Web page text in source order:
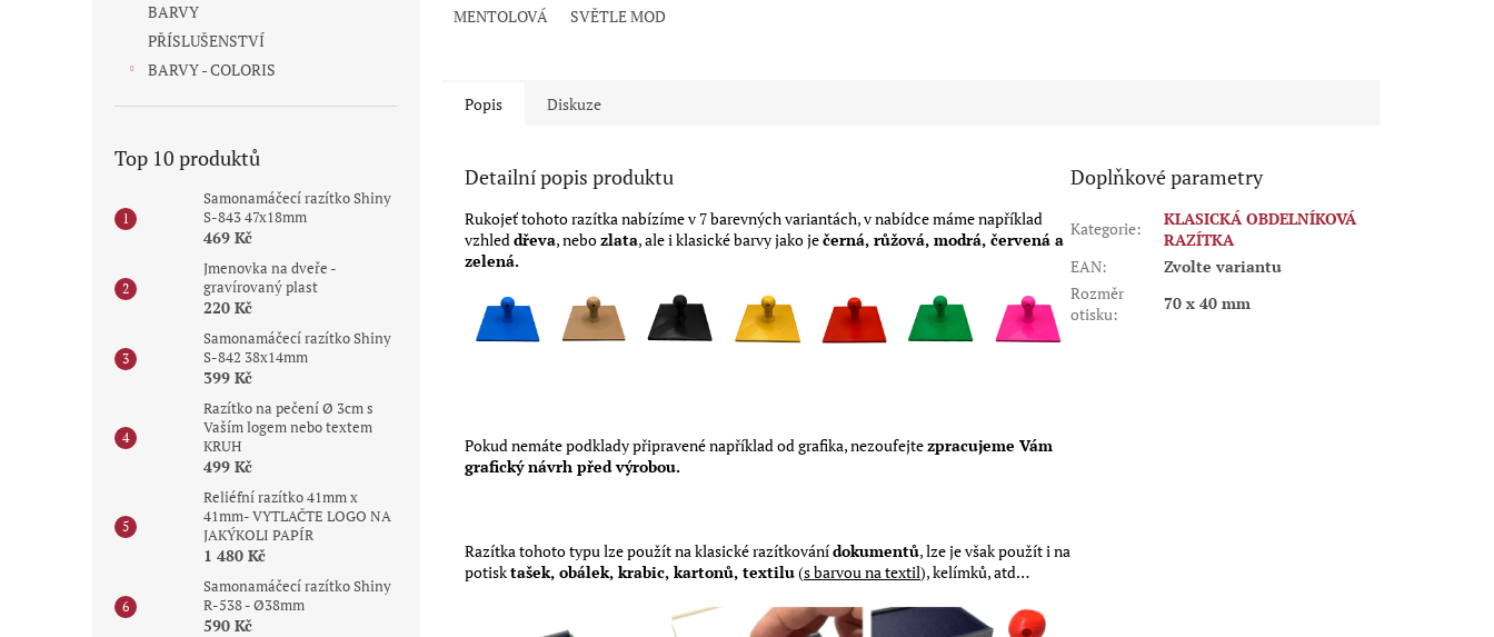
BARVY
PŘÍSLUŠENSTVÍ
BARVY - COLORIS
Top 10 produktů
Samonamáčecí razítko Shiny
S-843 47x18mm
469 Kč
Jmenovka na dveře -
gravírovaný plast
220 Kč
Samonamáčecí razítko Shiny
S-842 38x14mm
399 Kč
Razítko na pečení Ø 3cm s
Vaším logem nebo textem
KRUH
499 Kč
Reliéfní razítko 41mm x
41mm- VYTLAČTE LOGO NA
JAKÝKOLI PAPÍR
1 480 Kč
Samonamáčecí razítko Shiny
R-538 - Ø38mm
590 Kč
z
MENTOLOVÁ SVĚTLE MODRÁ
Popis Diskuze
Detailní popis produktu
Rukojeť tohoto razítka nabízíme v 7 barevných variantách, v nabídce máme například
vzhleddřeva, nebozlata, ale i klasické barvy jako ječerná, růžová, modrá, červená a
zelená.
Pokud nemáte podklady připravené například od grafika, nezoufejtezpracujeme Vám
grafický návrh před výrobou.
Razítka tohoto typu lze použít na klasické razítkovánídokumentů, lze je však použít i na
potisktašek, obálek, krabic, kartonů, textilu(s barvou na textil), kelímků, atd…
Doplňkové parametry
Kategorie:
KLASICKÁ OBDELNÍKOVÁ
RAZÍTKA
EAN:
Zvolte variantu
Rozměr
otisku:
70 x 40 mm